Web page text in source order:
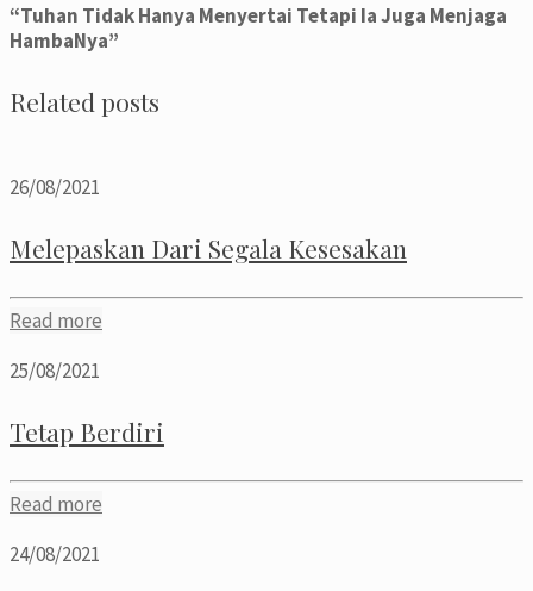
“Tuhan Tidak Hanya Menyertai Tetapi Ia Juga Menjaga
HambaNya”
Related posts
26/08/2021
Melepaskan Dari Segala Kesesakan
Read more
25/08/2021
Tetap Berdiri
Read more
24/08/2021